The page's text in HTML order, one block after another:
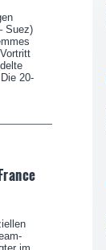
Suez)
20-